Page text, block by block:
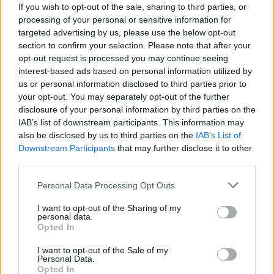
If you wish to opt-out of the sale, sharing to third parties, or
processing of your personal or sensitive information for
targeted advertising by us, please use the below opt-out
section to confirm your selection. Please note that after your
opt-out request is processed you may continue seeing
interest-based ads based on personal information utilized by
us or personal information disclosed to third parties prior to
your opt-out. You may separately opt-out of the further
disclosure of your personal information by third parties on the
IAB’s list of downstream participants. This information may
also be disclosed by us to third parties on the IAB’s List of
Downstream Participants that may further disclose it to other
Please note that this website/app uses one or more Google
not limited to your visit or usage behaviour. You may click to
grant or deny consent to Google and its third-party tags to
use your data for below specified purposes in below Google
consent section.
Personal Data Processing Opt Outs
I want to opt-out of the Sharing of my
personal data.
Opted In
I want to opt-out of the Sale of my
Personal Data.
Opted In
– Palla che muore a metà rete: busto arretrato o
lancio troppo alto.Fix spalla oltre il piede
anteriore, lancio 20–30 cm, spinta lineare.
– Palla alta e lenta: traiettoria a campana.
Fixabbassare l’angolo di uscita con avanzamento
del tronco, ridurre l’arco del braccio.
– Irregolarità tra un servizio e l’altro: routine
assente.Fixsequenza 6 secondi, parola-chiave
unica per 10 ripetizioni.
Adattamenti perpalestra scolastica
spostare il
centro per evitare il soffitto, ridurre il lancio,
preferire traiettorie tese. Per amatori evoluti:
introdurre bersagli dinamici (compagna/o che
alza un cartello), lavorare su
micro-variazioni